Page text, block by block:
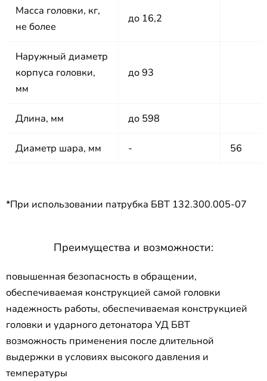
Масса головки, кг,
не более
до 16,2
Наружный диаметр
корпуса головки,
мм
до 93
Длина, мм до 598
Диаметр шара, мм - 56
*При использовании патрубка БВТ 132.300.005-07
Преимущества и возможности:
повышенная безопасность в обращении,
обеспечиваемая конструкцией самой головки
надежность работы, обеспечиваемая конструкцией
головки и ударного детонатора УД БВТ
возможность применения после длительной
выдержки в условиях высокого давления и
температуры